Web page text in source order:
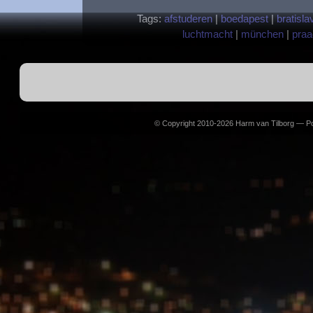
Tags: afstuderen| boedapest|
luchtmacht| münchen|
© Copyright 2010-2026 Harm van Tilborg —